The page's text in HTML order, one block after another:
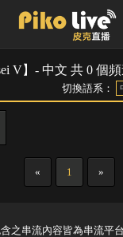
V】- 中文 共 0 個
切換語系：
« 1 »
之串流內容皆為串流平